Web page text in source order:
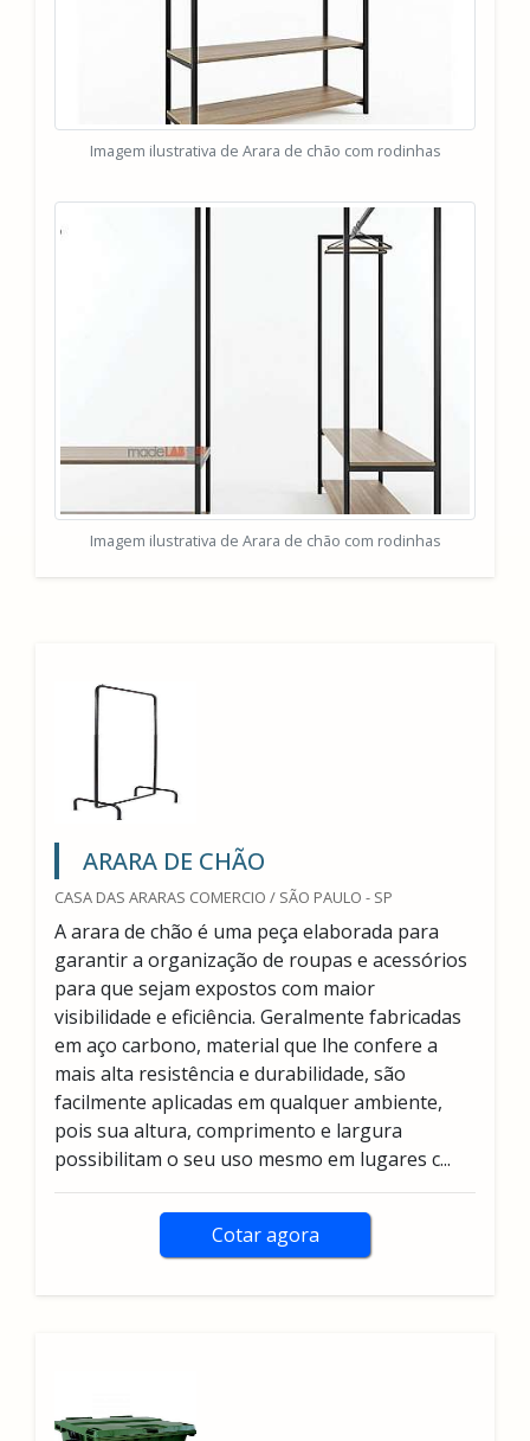
Imagem ilustrativa de Arara de chão com rodinhas
Imagem ilustrativa de Arara de chão com rodinhas
ARARA DE CHÃO
CASA DAS ARARAS COMERCIO / SÃO PAULO - SP
A arara de chão é uma peça elaborada para
garantir a organização de roupas e acessórios
para que sejam expostos com maior
visibilidade e eficiência. Geralmente fabricadas
em aço carbono, material que lhe confere a
mais alta resistência e durabilidade, são
facilmente aplicadas em qualquer ambiente,
pois sua altura, comprimento e largura
possibilitam o seu uso mesmo em lugares c...
Cotar agora